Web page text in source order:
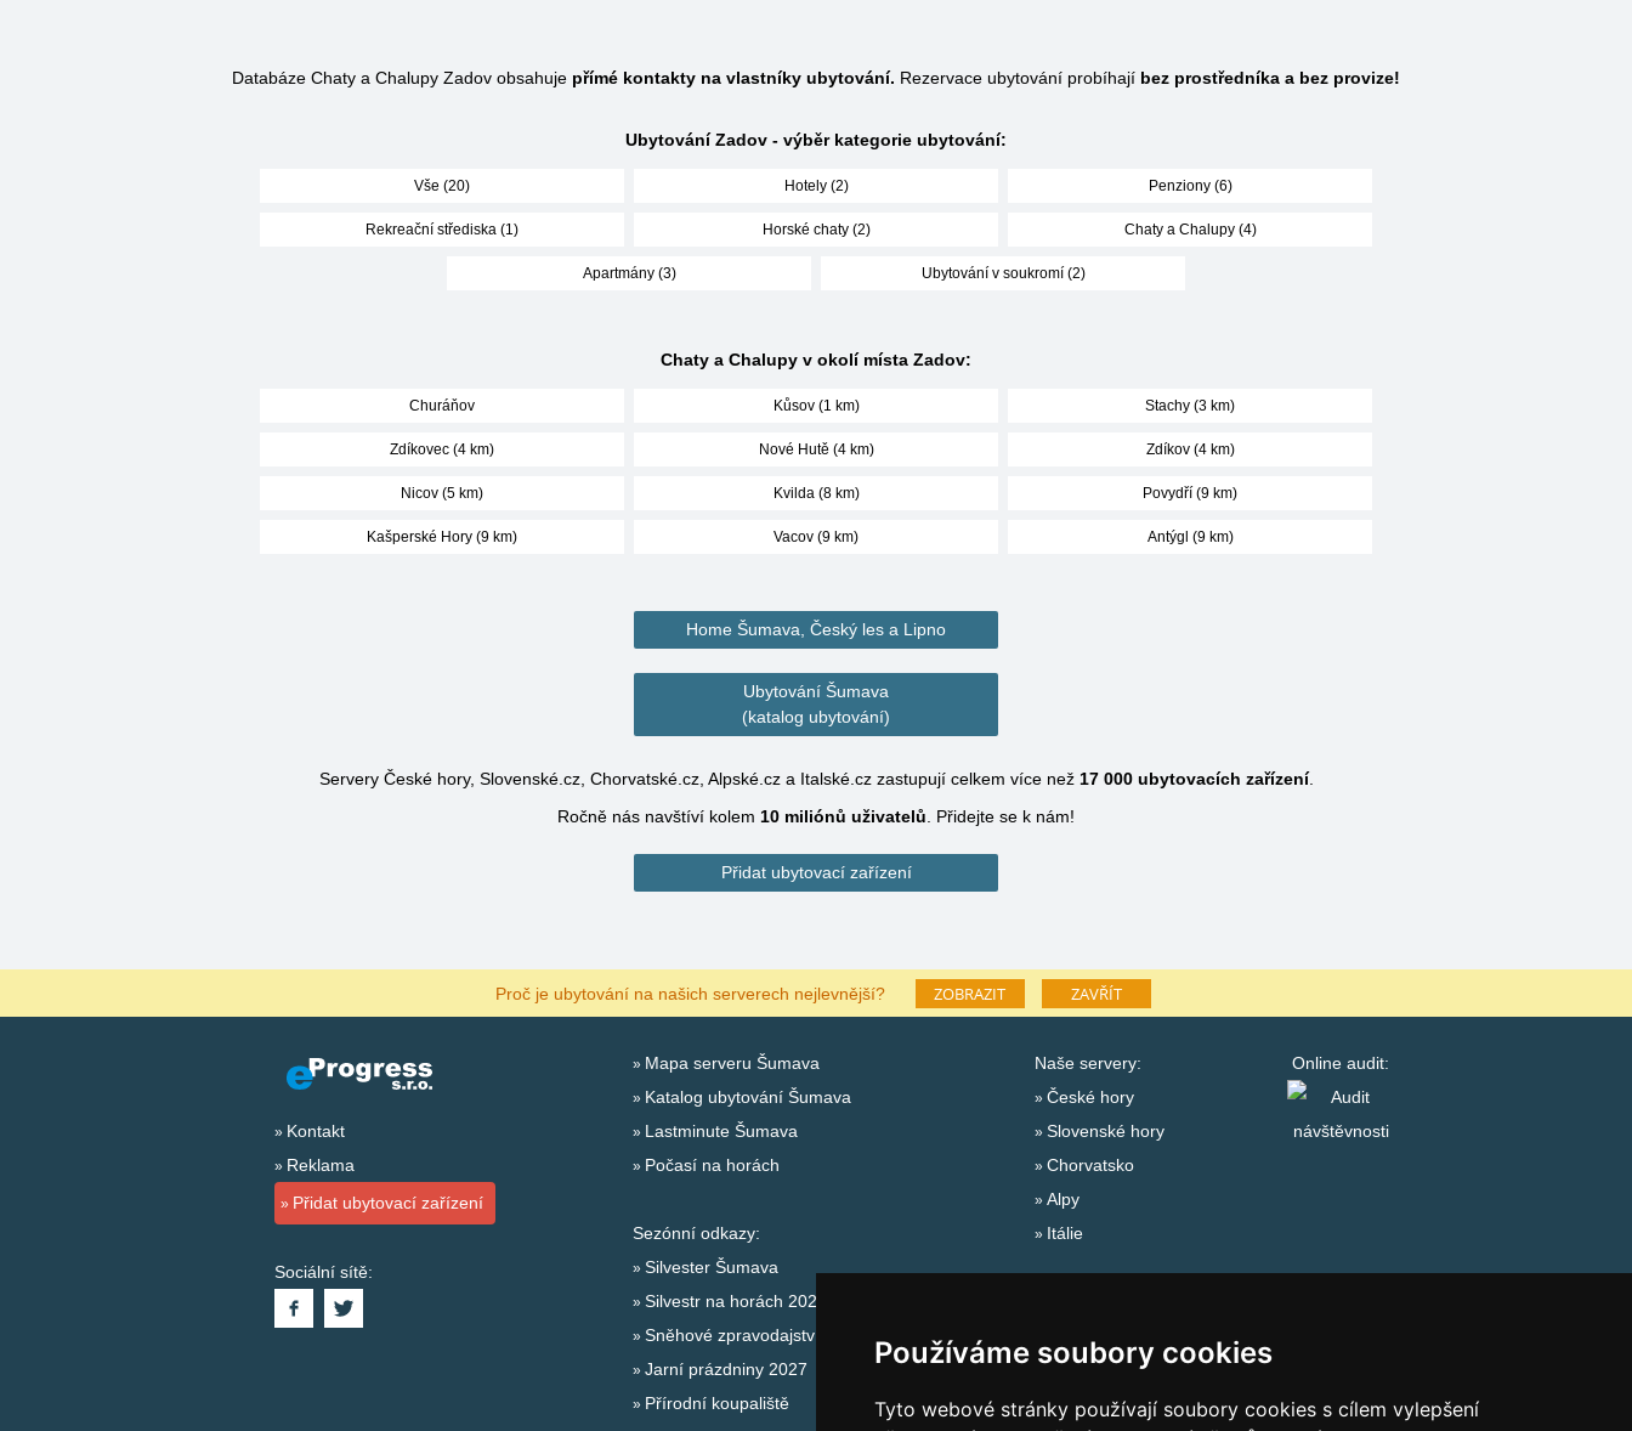
Používáme soubory cookies
Tyto webové stránky používají soubory cookies s cílem vylepšení
Databáze Chaty a Chalupy Zadov obsahuje přímé kontakty na vlastníky ubytování. Rezervace ubytování probíhají bez prostředníka a bez provize!
Ubytování Zadov - výběr kategorie ubytování:
Vše (20) Hotely (2) Penziony (6)
Rekreační střediska (1) Horské chaty (2) Chaty a Chalupy (4)
Apartmány (3) Ubytování v soukromí (2)
Chaty a Chalupy v okolí místa Zadov:
Churáňov Kůsov (1 km) Stachy (3 km)
Zdíkovec (4 km) Nové Hutě (4 km) Zdíkov (4 km)
Nicov (5 km) Kvilda (8 km) Povydří (9 km)
Kašperské Hory (9 km) Vacov (9 km) Antýgl (9 km)
Home Šumava, Český les a Lipno
Ubytování Šumava
(katalog ubytování)
Servery České hory, Slovenské.cz, Chorvatské.cz, Alpské.cz a Italské.cz zastupují celkem více než 17 000ubytovacích zařízení.
Ročně nás navštíví kolem 10 miliónů uživatelů Přidejte se k nám!
Přidat ubytovací zařízení
Proč je ubytování na našich serverech nejlevnější? ZOBRAZIT ZAVŘÍT
Kontakt
Reklama
Přidat ubytovací zařízení
Sociální sítě:
Mapa serveru Šumava
Katalog ubytování Šumava
Lastminute Šumava
Počasí na horách
Sezónní odkazy:
Silvester Šumava
Silvestr na horách 2025/26
Sněhové zpravodajství
Jarní prázdniny 2027
Přírodní koupaliště
Naše servery:
České hory
Slovenské hory
Chorvatsko
Alpy
Itálie
Online audit: